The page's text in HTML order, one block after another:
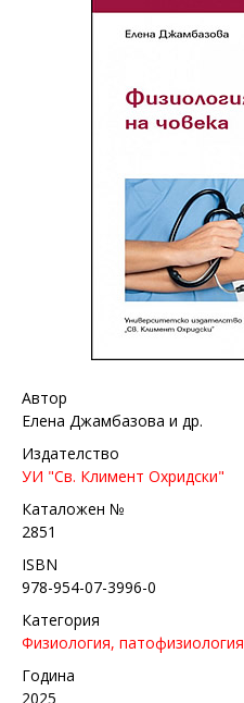
Автор
Елена Джамбазова и др.
Издателство
УИ "Св. Климент Охридски"
Каталожен №
2851
ISBN
978-954-07-3996-0
Категория
Физиология, патофизиология
Година
2025